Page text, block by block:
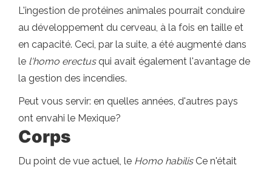
L'ingestion de protéines animales pourrait conduire
au développement du cerveau, à la fois en taille et
en capacité. Ceci, par la suite, a été augmenté dans
le l'homo erectusqui avait également l'avantage de
la gestion des incendies.
Peut vous servir: en quelles années, d'autres pays
ont envahi le Mexique?
Corps
Du point de vue actuel, le Homo habilisCe n'était